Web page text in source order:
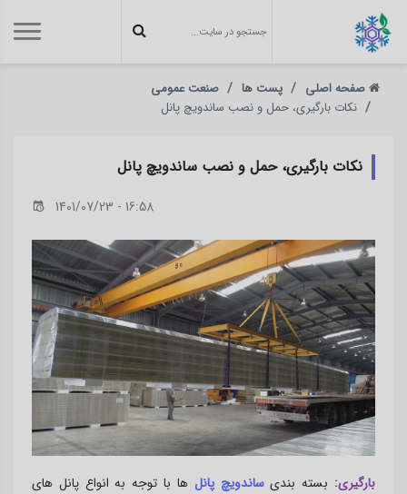
صفحه اصلی پست ها
صنعت عمومی
نکات بارگیری، حمل و نصب ساندویچ پانل‌
نکات بارگیری، حمل و نصب ساندویچ پانل‌
1401/07/23 - 16:58
بارگیری: بسته بندیساندویچ پانلها با توجه به انواع پانل های